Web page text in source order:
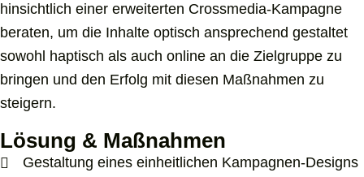
hinsichtlich einer erweiterten Crossmedia-Kampagne
beraten, um die Inhalte optisch ansprechend gestaltet
sowohl haptisch als auch online an die Zielgruppe zu
bringen und den Erfolg mit diesen Maßnahmen zu
steigern.
Lösung & Maßnahmen
Gestaltung eines einheitlichen Kampagnen-Designs